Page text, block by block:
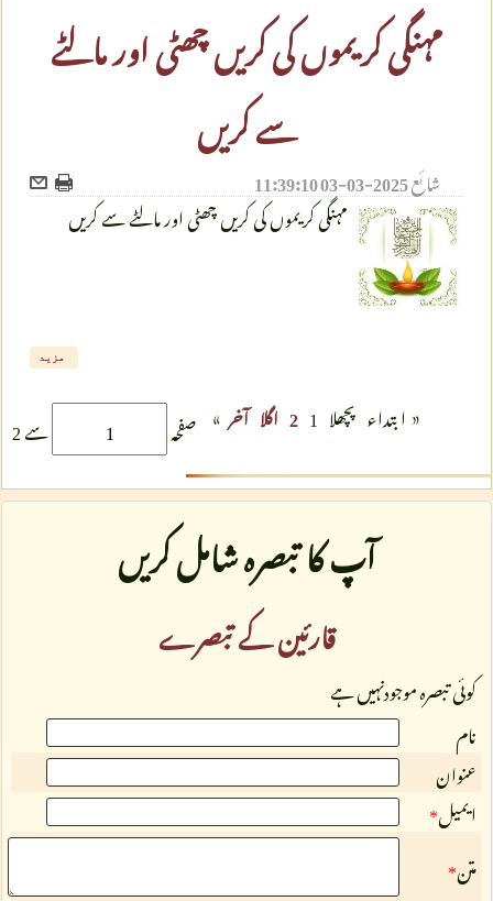
مہنگی کریموں کی کریں چھٹی اور مالٹے
سے کریں
شائع2025-03-03 11:39:10
مہنگی کریموں کی کریں چھٹی اور مالٹے سے کریں
مزید
صفحہ سے 2 «ابتداء پچھلا 1
2 اگلا آخر»
آپ کا تبصرہ شامل کریں
قارئین کے تبصرے
کوئی تبصرہ موجودنہیں ہے
نام
عنوان
ایمیل*
متن*